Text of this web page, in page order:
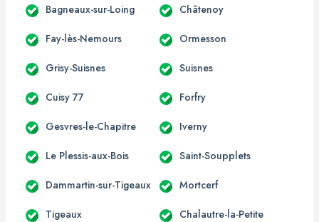
Bagneaux-sur-Loing Châtenoy
Fay-lès-Nemours Ormesson
Grisy-Suisnes Suisnes
Cuisy 77 Forfry
Gesvres-le-Chapitre Iverny
Le Plessis-aux-Bois Saint-Soupplets
Dammartin-sur-Tigeaux Mortcerf
Tigeaux Chalautre-la-Petite